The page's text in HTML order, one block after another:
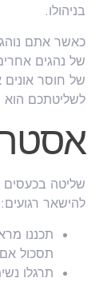
בניהולו.
כאשר אתם
של נהגים
של חוסר אונים
לשליטתכם הוא
שליטה בכעסים
להישאר רגועים:
תכננו
תסכול
תרגלו